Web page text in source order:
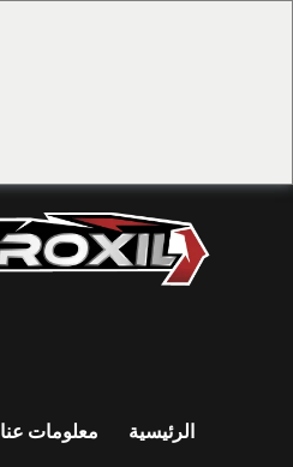
الرئيسية معلومات عنا